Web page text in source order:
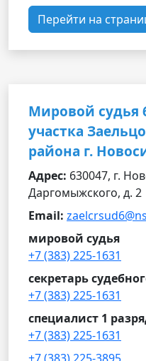
Перейти на
Мировой судья
участка
района г.
Адрес: 630047, г.
Даргомыжского, д. 2
Email:
мировой судья
+7 (383) 225-1631
секретарь
+7 (383) 225-1631
специалист 1
+7 (383) 225-1631